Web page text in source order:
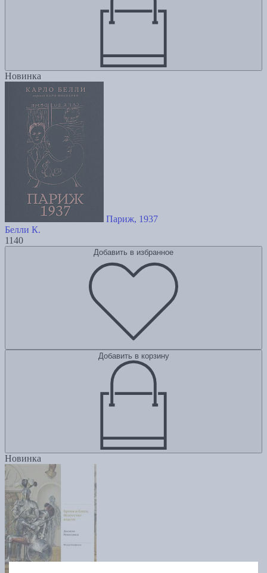
Новинка
Париж, 1937
Белли К.
1140
Добавить в избранное
Добавить в корзину
Новинка